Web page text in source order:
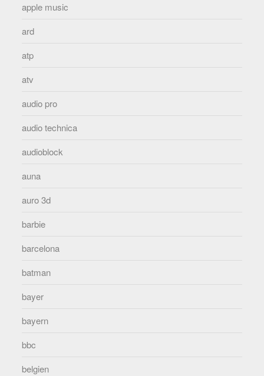
apple music
ard
atp
atv
audio pro
audio technica
audioblock
auna
auro 3d
barbie
barcelona
batman
bayer
bayern
bbc
belgien